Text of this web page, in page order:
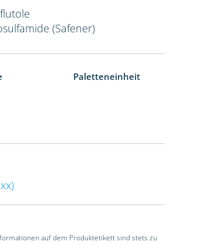
(Safener)
Paletteneinheit
auf dem Produktetikett sind stets zu